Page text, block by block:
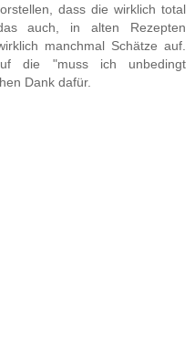
dass die wirklich total
auch, in alten Rezepten
manchmal Schätze auf.
die "muss ich unbedingt
Dank dafür.